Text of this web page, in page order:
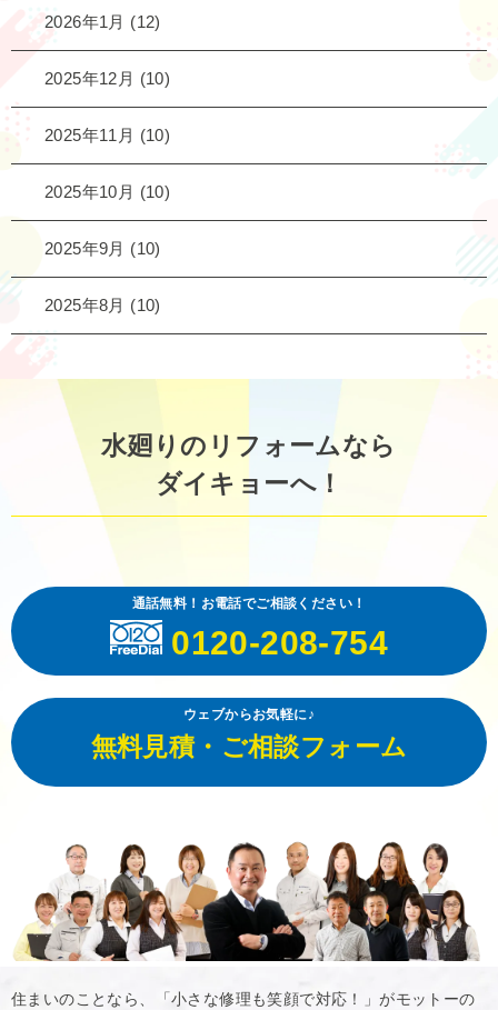
2026年1月 (12)
2025年12月 (10)
2025年11月 (10)
2025年10月 (10)
2025年9月 (10)
2025年8月 (10)
水廻りのリフォームなら
ダイキョーへ！
通話無料！お電話でご相談ください！
0120-208-754
ウェブからお気軽に♪
無料見積・ご相談フォーム
住まいのことなら、「小さな修理も笑顔で対応！」がモットーの